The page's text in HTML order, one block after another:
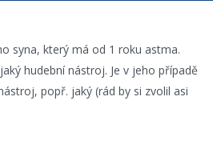
syna, který má od 1 roku astma.
hudební nástroj. Je v jeho případě
popř. jaký (rád by si zvolil asi